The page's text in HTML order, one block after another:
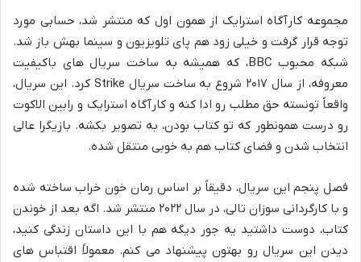
مجموعه کارآگاه استرایک از همون اول که منتشر شد، حسابی مورد
توجه قرار گرفت و خیلی زود هم پای تلویزیون و سینما بهش باز شد.
شبکه محبوب BBC، که همیشه به ساخت سریال های باکیفیت
معروفه، از سال ۲۰۱۷ شروع به ساخت سریال Strike کرد. این سریال،
واقعاً تونسته حق مطلب رو ادا کنه و کارآگاه استرایک و رابین الاکوت
رو درست همونطور که تو کتاب بودن، به تصویر بکشه. بازیگرا عالی
انتخاب شدن و فضای کتاب هم به خوبی منتقل شده.
فصل پنجم این سریال، دقیقاً بر اساس رمان خون خراب ساخته شده
و با کارگردانی سوزان تالی، در سال ۲۰۲۲ منتشر شد. اگه بعد از خوندن
کتاب، دوست داشتید یه جور دیگه هم با این داستان زندگی کنید،
دیدن این سریال رو بهتون پیشنهاد می کنم. معمولاً اقتباس های